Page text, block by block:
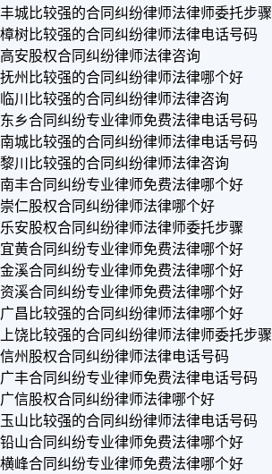
丰城比较强的合同纠纷律师法律师委托步骤
樟树比较强的合同纠纷律师法律电话号码
高安股权合同纠纷律师法律咨询
抚州比较强的合同纠纷律师法律哪个好
临川比较强的合同纠纷律师法律咨询
东乡合同纠纷专业律师免费法律电话号码
南城比较强的合同纠纷律师法律电话号码
黎川比较强的合同纠纷律师法律咨询
南丰合同纠纷专业律师免费法律哪个好
崇仁股权合同纠纷律师法律哪个好
乐安股权合同纠纷律师法律师委托步骤
宜黄合同纠纷专业律师免费法律哪个好
金溪合同纠纷专业律师免费法律哪个好
资溪合同纠纷专业律师免费法律哪个好
广昌比较强的合同纠纷律师法律哪个好
上饶比较强的合同纠纷律师法律师委托步骤
信州股权合同纠纷律师法律电话号码
广丰合同纠纷专业律师免费法律电话号码
广信股权合同纠纷律师法律哪个好
玉山比较强的合同纠纷律师法律电话号码
铅山合同纠纷专业律师免费法律哪个好
横峰合同纠纷专业律师免费法律哪个好